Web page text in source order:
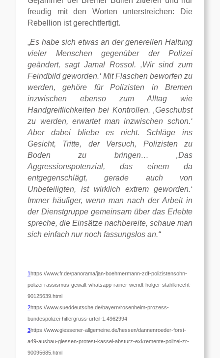
freudig mit den Worten unterstreichen: Die
Rebellion ist gerechtfertigt.
„Es habe sich etwas an der generellen Haltung
vieler Menschen gegenüber der Polizei
geändert, sagt Jamal Rossol. ‚Wir sind zum
Feindbild geworden.‘ Mit Flaschen beworfen zu
werden, gehöre für Polizisten in Bremen
inzwischen ebenso zum Alltag wie
Handgreiflichkeiten bei Kontrollen. ‚Geschubst
zu werden, erwartet man inzwischen schon.‘
Aber dabei bliebe es nicht. Schläge ins
Gesicht, Tritte, der Versuch, Polizisten zu
Boden zu bringen… ‚Das
Aggressionspotenzial, das einem da
entgegenschlägt, gerade auch von
Unbeteiligten, ist wirklich extrem geworden.‘
Immer häufiger, wenn man nach der Arbeit in
der Dienstgruppe gemeinsam über das Erlebte
spreche, die Einsätze nachbereite, schaue man
sich einfach nur noch fassungslos an.“
1https://www.fr.de/panorama/jan-boehmermann-zdf-polizistensohn-
polizei-rassismus-gewalt-whatsapp-rainer-wendt-holger-stahlknecht-
90125639.html
2https://www.sueddeutsche.de/bayern/rosenheim-prozess-
bundespolizei-hitlergruss-urteil-1.4962994
3https://www.giessener-allgemeine.de/hessen/dannenroeder-forst-
a49-ausbau-giessen-protest-kassel-absturz-exkremente-polizei-zr-
90095685.html